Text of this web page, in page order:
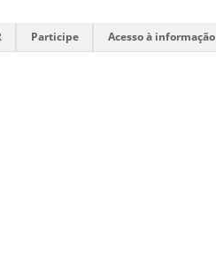
Participe Acesso à informação